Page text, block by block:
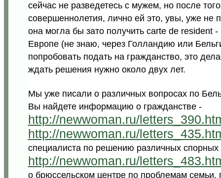
сейчас не разведетесь с мужем, но после
совершеннолетия, лично ей это, увы, уже не
она могла бы зато получить carte de resident
Европе (не знаю, через Голландию или
попробовать подать на гражданство, это
ждать решения нужно около двух лет.
Мы уже писали о различных вопросах по
Вы найдете информацию о гражданстве -
http://newwoman.ru/
http://newwoman.ru/
специалиста по решению различных спорных
http://newwoman.ru/
о брюссельском центре по проблемам